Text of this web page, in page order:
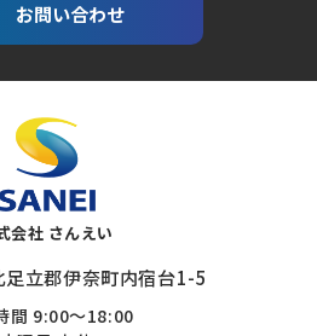
お問い合わせ
会社 さんえい
足立郡伊奈町内宿台1-5
間 9:00～18:00